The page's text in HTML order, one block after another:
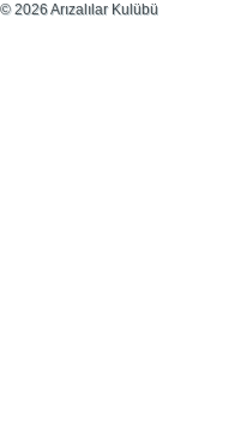
© 2026 Arızalılar Kulübü